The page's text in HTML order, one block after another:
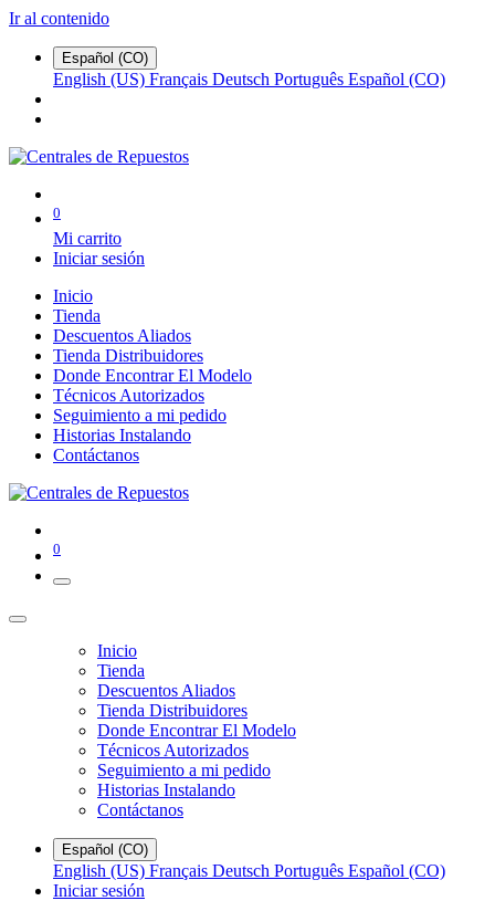
Ir al contenido
Español (CO)
English (US) Français Deutsch Português Español (CO)
0
Mi carrito
Iniciar sesión
Inicio
Tienda
Descuentos Aliados
Tienda Distribuidores
Donde Encontrar El Modelo
Técnicos Autorizados
Seguimiento a mi pedido
Historias Instalando
Contáctanos
0
Inicio
Tienda
Descuentos Aliados
Tienda Distribuidores
Donde Encontrar El Modelo
Técnicos Autorizados
Seguimiento a mi pedido
Historias Instalando
Contáctanos
Español (CO)
English (US) Français Deutsch Português Español (CO)
Iniciar sesión